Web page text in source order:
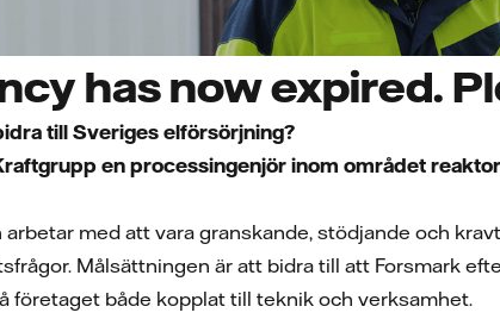
has now expired.
till Sveriges elförsörjning?
en processingenjör inom området
med att vara granskande, stödjande och
Målsättningen är att bidra till att Forsmark
företaget både kopplat till teknik och verksamhet.